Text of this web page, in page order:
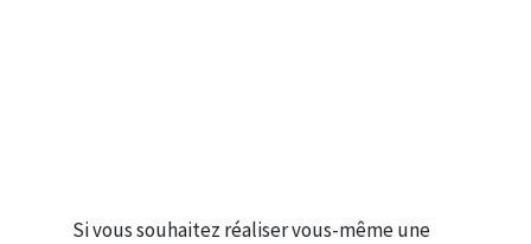
Si vous souhaitez réaliser vous-même une